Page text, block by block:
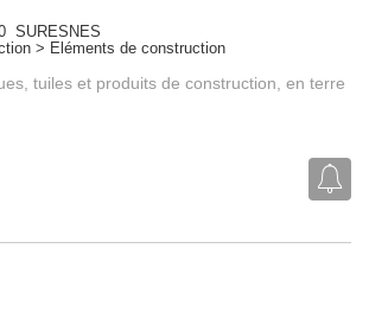
SURESNES
> Eléments de construction
tuiles et produits de construction, en terre